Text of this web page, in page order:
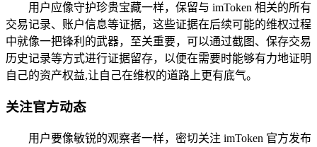
用户应像守护珍贵宝藏一样，保留与 imToken 相关的所有
交易记录、账户信息等证据，这些证据在后续可能的维权过程
中就像一把锋利的武器，至关重要，可以通过截图、保存交易
历史记录等方式进行证据留存，以便在需要时能够有力地证明
自己的资产权益,让自己在维权的道路上更有底气。
关注官方动态
用户要像敏锐的观察者一样，密切关注 imToken 官方发布